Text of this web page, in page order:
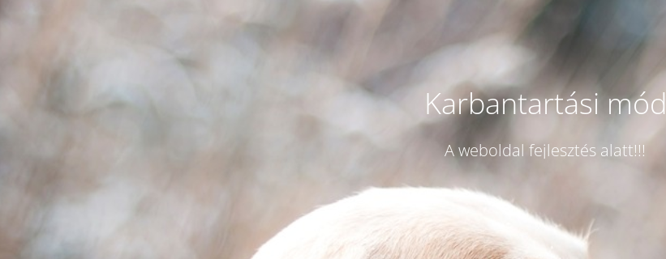
Karbantartási mód
A weboldal fejlesztés alatt!!!